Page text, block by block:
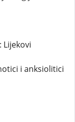
i anksiolitici